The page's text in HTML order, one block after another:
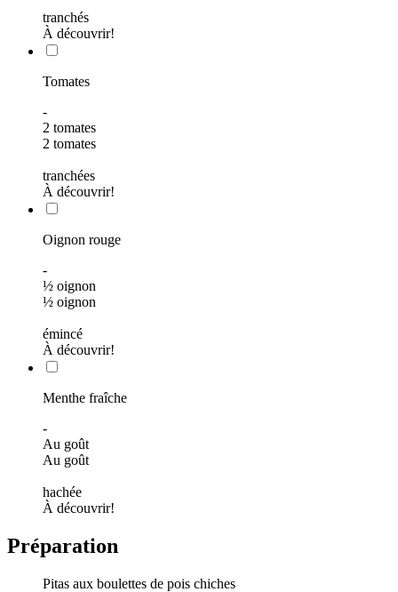
tranchés
À découvrir!
Tomates
-
2 tomates
2 tomates
tranchées
À découvrir!
Oignon rouge
-
½ oignon
½ oignon
émincé
À découvrir!
Menthe fraîche
-
Au goût
Au goût
hachée
À découvrir!
Préparation
Pitas aux boulettes de pois chiches